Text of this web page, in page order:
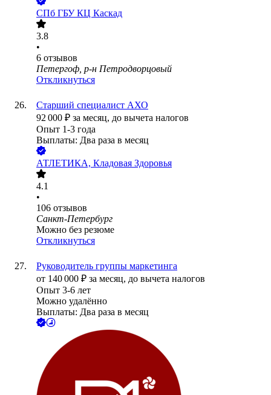
СПб ГБУ КЦ Каскад
3.8
•
6 отзывов
Петергоф, р-н Петродворцовый
Откликнуться
Старший специалист АХО
92 000 ₽ за месяц, до вычета налогов
Опыт 1-3 года
Выплаты: Два раза в месяц
АТЛЕТИКА, Кладовая Здоровья
4.1
•
106 отзывов
Санкт-Петербург
Можно без резюме
Откликнуться
Руководитель группы маркетинга
от 140 000 ₽ за месяц, до вычета налогов
Опыт 3-6 лет
Можно удалённо
Выплаты: Два раза в месяц